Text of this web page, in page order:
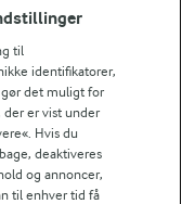
glazen til den er
i glazen hele
Tag
hold stadig
til
identifikatorer,
gør det muligt for
er vist under
Hvis du
deaktiveres
og annoncer,
til enhver tid få